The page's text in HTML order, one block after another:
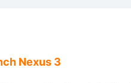
Nexus 3